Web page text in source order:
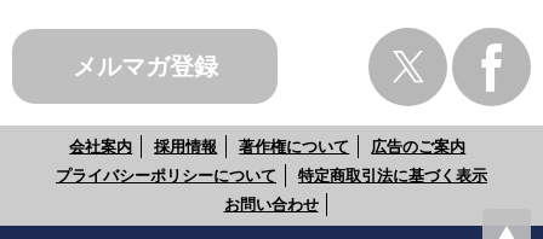
メルマガ登録
会社案内 採用情報 著作権について
広告のご案内
プライバシーポリシーについて
特定商取引法に基づく表示
お問い合わせ